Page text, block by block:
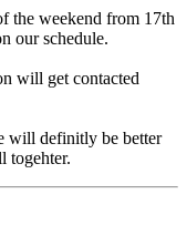
the weekend from 17th
our schedule.
will get contacted
will definitly be better
togehter.